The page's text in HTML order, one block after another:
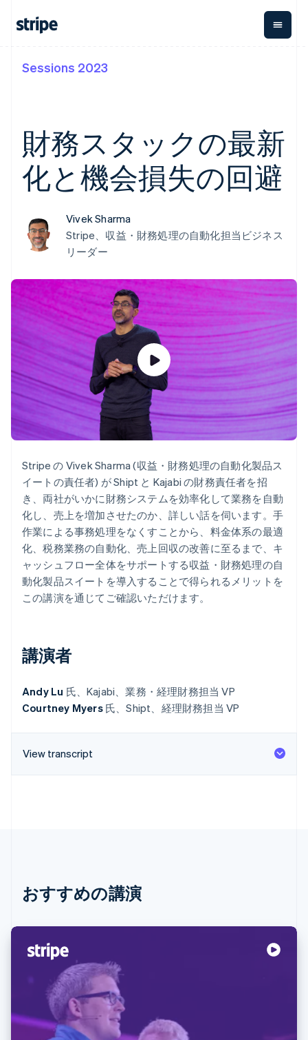
支払い
済
Managed
Payments
マーチャント
オブレコード
ソリューショ
Payment links
コーディング
不要の決済ペ
ージ
Checkout
構築済み決済
Elements
柔軟な UI コン
ポーネント
決済手段
125 以上の決
済手段を利用
可能
Terminal
対面支払い
Authorization
Boost
決済成功率の
最適化
Link
な決済
Metronome
従量課金
サブスクリ
プション
サブスクリ
管理
Invoicing
1 回限りまた
VAT の自動
計算
Revenue
Recognition
会計管理の
自動化
Stripe
Sigma
カスタムレ
ポート
Data
Pipeline
データの同
Payouts
第三者
への入
金
イス
プラッ
その他
Product roadmap
今後の予定を確認
Radar
不正防止
Atlas
カーボンリムーバル
オンライン本人確認
Stripe が AI の経済インフラをどのように構築しているかを
企業規模別
ユースケース別
エージェンティックコマ
E コマース / ECサイト
埋込型金融
請求・財務関連
グローバルビジネス
マーケットプレイス
資金管理
プラットフォーム
SaaS
業種別
AI 企業
クリエイターエコノミ―
ゲーム
ホスピタリティ、旅行、
保険
メディアおよびエンター
テインメント
非営利団体
プロフェッショナルサー
ビス
パブリックセクター
小売業
エコシステム
ドキュメント
Stripe Apps
ガイド
オンライン決済を受け付
け
構築済みの決済を実装
プラットフォームまたは
築する
サブスクリプションを管
理
従量課金請求を提供
ステーブルコイン担保型
のカードを発行
エージェントによるサー
ビスのプロビジョニング
と管理
リソース
アプリへの導入
コードサンプル
開発者のブログ
API ステータス
学ぶ
サポート
管理サポートプラン
プロフェッショナルサー
ビス
会社
製品ロードマップ
Sessions 年次カンファ
レンス
採用情報
ニュースルーム
Stripe Press
お問い合わせ
営業にお問い合わせ
パートナーになる
Sessions 2023
財務スタックの最新
化と機会損失の回避
Vivek Sharma
Stripe、収益・財務処理の自動化担当ビジネス
リーダー
Stripe の Vivek Sharma (収益・財務処理の自動化製品ス
イートの責任者) が Shipt と Kajabi の財務責任者を招
き、両社がいかに財務システムを効率化して業務を自動
化し、売上を増加させたのか、詳しい話を伺います。手
作業による事務処理をなくすことから、料金体系の最適
化、税務業務の自動化、売上回収の改善に至るまで、キ
ャッシュフロー全体をサポートする収益・財務処理の自
動化製品スイートを導入することで得られるメリットを
この講演を通じてご確認いただけます。
講演者
Andy Lu 氏、Kajabi、業務・経理財務担当 VP
Courtney Myers氏、Shipt、経理財務担当 VP
View transcript
おすすめの講演